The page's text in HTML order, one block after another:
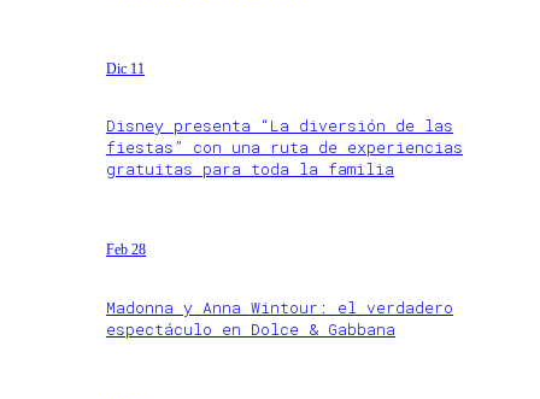
Dic 11
Disney presenta “La diversión de las
fiestas” con una ruta de experiencias
gratuitas para toda la familia
Feb 28
Madonna y Anna Wintour: el verdadero
espectáculo en Dolce & Gabbana